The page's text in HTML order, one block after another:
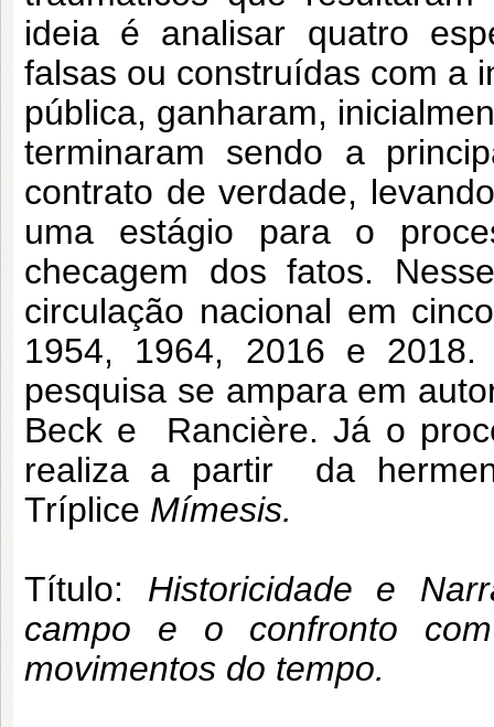
ideia é analisar quatro
falsas ou construídas com a
pública, ganharam,
terminaram sendo a
contrato de verdade,
uma estágio para o
checagem dos fatos.
circulação nacional em
1954, 1964, 2016 e
pesquisa se ampara em
Beck e Rancière. Já o
realiza a partir da
Tríplice Mímesis.
Título: Historicidade e
campo e o confronto
movimentos do tempo.